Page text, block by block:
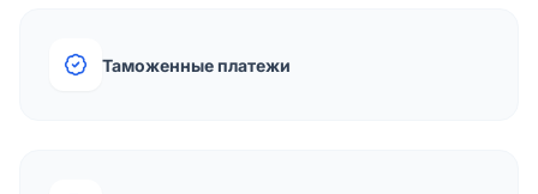
Таможенные платежи